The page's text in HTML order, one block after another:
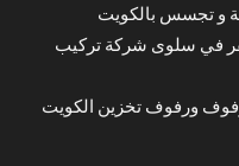
و تجسس بالكويت
في سلوى شركة تركيب
ورفوف تخزين الكويت